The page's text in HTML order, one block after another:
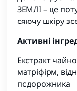
ЗЕМЛІ – це
сяючу шкіру
Активні
Екстракт
матріфірм,
подорожника